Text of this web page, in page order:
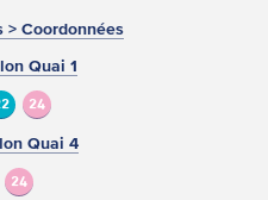
> Coordonnées
Quai 1
24
Quai 4
24